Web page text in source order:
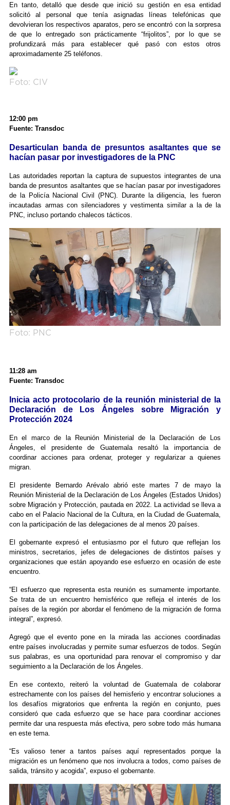
En tanto, detalló que desde que inició su gestión en esa entidad
solicitó al personal que tenía asignadas líneas telefónicas que
devolvieran los respectivos aparatos, pero se encontró con la sorpresa
de que lo entregado son prácticamente “frijolitos”, por lo que se
profundizará más para establecer qué pasó con estos otros
aproximadamente 25 teléfonos.
Foto: CIV
12:00 pm
Fuente: Transdoc
Desarticulan banda de presuntos asaltantes que se
hacían pasar por investigadores de la PNC
Las autoridades reportan la captura de supuestos integrantes de una
banda de presuntos asaltantes que se hacían pasar por investigadores
de la Policía Nacional Civil (PNC). Durante la diligencia, les fueron
incautadas armas con silenciadores y vestimenta similar a la de la
PNC, incluso portando chalecos tácticos.
Foto: PNC
11:28 am
Fuente: Transdoc
Inicia acto protocolario de la reunión ministerial de la
Declaración de Los Ángeles sobre Migración y
Protección 2024
En el marco de la Reunión Ministerial de la Declaración de Los
Ángeles, el presidente de Guatemala resaltó la importancia de
coordinar acciones para ordenar, proteger y regularizar a quienes
migran.
El presidente Bernardo Arévalo abrió este martes 7 de mayo la
Reunión Ministerial de la Declaración de Los Ángeles (Estados Unidos)
sobre Migración y Protección, pautada en 2022. La actividad se lleva a
cabo en el Palacio Nacional de la Cultura, en la Ciudad de Guatemala,
con la participación de las delegaciones de al menos 20 países.
El gobernante expresó el entusiasmo por el futuro que reflejan los
ministros, secretarios, jefes de delegaciones de distintos países y
organizaciones que están apoyando ese esfuerzo en ocasión de este
encuentro.
“El esfuerzo que representa esta reunión es sumamente importante.
Se trata de un encuentro hemisférico que refleja el interés de los
países de la región por abordar el fenómeno de la migración de forma
integral”, expresó.
Agregó que el evento pone en la mirada las acciones coordinadas
entre países involucradas y permite sumar esfuerzos de todos. Según
sus palabras, es una oportunidad para renovar el compromiso y dar
seguimiento a la Declaración de los Ángeles.
En ese contexto, reiteró la voluntad de Guatemala de colaborar
estrechamente con los países del hemisferio y encontrar soluciones a
los desafíos migratorios que enfrenta la región en conjunto, pues
consideró que cada esfuerzo que se hace para coordinar acciones
permite dar una respuesta más efectiva, pero sobre todo más humana
en este tema.
“Es valioso tener a tantos países aquí representados porque la
migración es un fenómeno que nos involucra a todos, como países de
salida, tránsito y acogida”, expuso el gobernante.